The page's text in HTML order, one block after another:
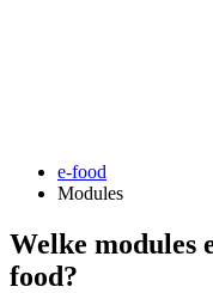
e-food
Modules
Welke modules
food?